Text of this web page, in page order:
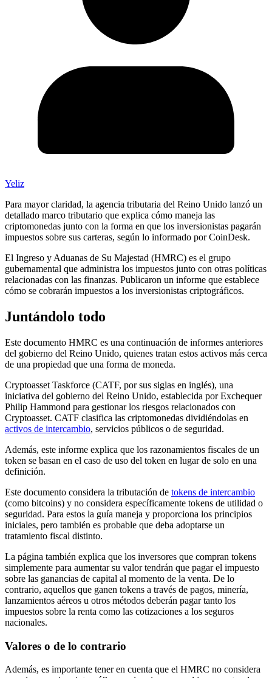
Yeliz
Para mayor claridad, la agencia tributaria del Reino Unido lanzó un
detallado marco tributario que explica cómo maneja las
criptomonedas junto con la forma en que los inversionistas pagarán
impuestos sobre sus carteras, según lo informado por CoinDesk.
El Ingreso y Aduanas de Su Majestad (HMRC) es el grupo
gubernamental que administra los impuestos junto con otras políticas
relacionadas con las finanzas. Publicaron un informe que establece
cómo se cobrarán impuestos a los inversionistas criptográficos.
Juntándolo todo
Este documento HMRC es una continuación de informes anteriores
del gobierno del Reino Unido, quienes tratan estos activos más cerca
de una propiedad que una forma de moneda.
Cryptoasset Taskforce (CATF, por sus siglas en inglés), una
iniciativa del gobierno del Reino Unido, establecida por Exchequer
Philip Hammond para gestionar los riesgos relacionados con
Cryptoasset. CATF clasifica las criptomonedas dividiéndolas en
activos de intercambio, servicios públicos o de seguridad.
Además, este informe explica que los razonamientos fiscales de un
token se basan en el caso de uso del token en lugar de solo en una
definición.
Este documento considera la tributación de tokens de intercambio
(como bitcoins) y no considera específicamente tokens de utilidad o
seguridad. Para estos la guía maneja y proporciona los principios
iniciales, pero también es probable que deba adoptarse un
tratamiento fiscal distinto.
La página también explica que los inversores que compran tokens
simplemente para aumentar su valor tendrán que pagar el impuesto
sobre las ganancias de capital al momento de la venta. De lo
contrario, aquellos que ganen tokens a través de pagos, minería,
lanzamientos aéreos u otros métodos deberán pagar tanto los
impuestos sobre la renta como las cotizaciones a los seguros
nacionales.
Valores o de lo contrario
Además, es importante tener en cuenta que el HMRC no considera